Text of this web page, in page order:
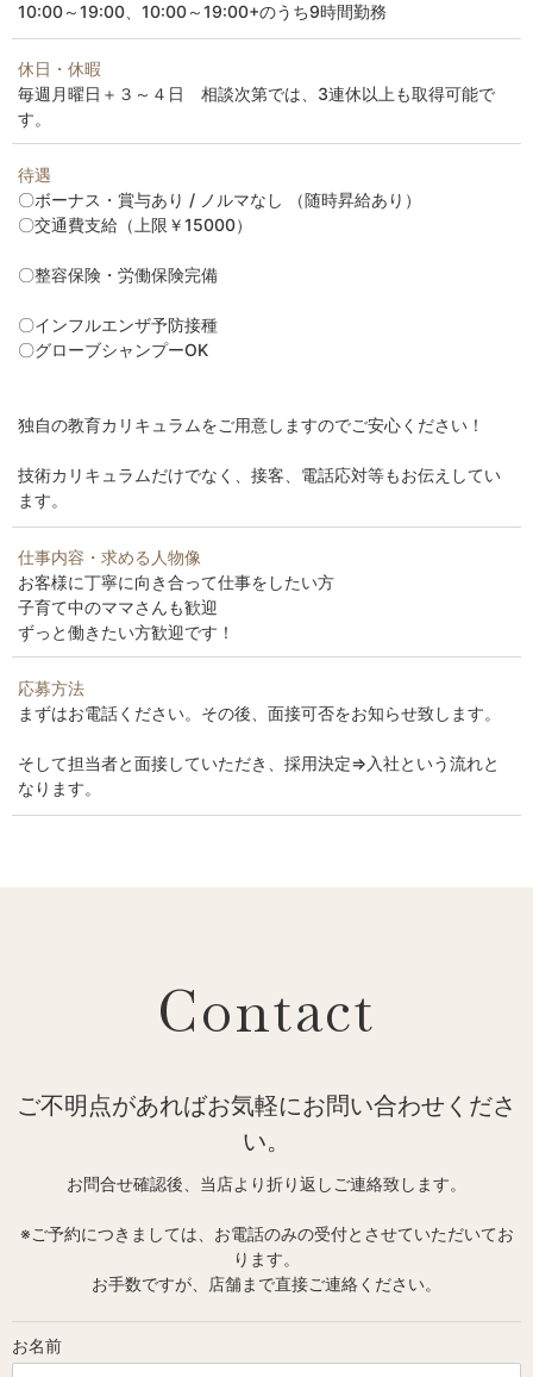
10:00～19:00、10:00～19:00+のうち9時間勤務
休日・休暇
毎週月曜日＋３～４日 相談次第では、3連休以上も取得可能で
す。
待遇
〇ボーナス・賞与あり / ノルマなし （随時昇給あり）
〇交通費支給（上限￥15000）
〇整容保険・労働保険完備
〇インフルエンザ予防接種
〇グローブシャンプーOK
独自の教育カリキュラムをご用意しますのでご安心ください！
技術カリキュラムだけでなく、接客、電話応対等もお伝えしてい
ます。
仕事内容・求める人物像
お客様に丁寧に向き合って仕事をしたい方
子育て中のママさんも歓迎
ずっと働きたい方歓迎です！
応募方法
まずはお電話ください。その後、面接可否をお知らせ致します。
そして担当者と面接していただき、採用決定⇒入社という流れと
なります。
Contact
ご不明点があればお気軽にお問い合わせくださ
い。
お問合せ確認後、当店より折り返しご連絡致します。
※ご予約につきましては、お電話のみの受付とさせていただいてお
ります。
お手数ですが、店舗まで直接ご連絡ください。
お名前